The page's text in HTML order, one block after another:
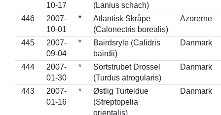
10-17
(Lanius schach)
446
2007-
10-01
*
Atlantisk Skråpe
(Calonectris borealis)
Azorerne
445
2007-
09-04
*
Bairdsryle (Calidris
bairdii)
Danmark
444
2007-
01-30
*
Sortstrubet Drossel
(Turdus atrogularis)
Danmark
443
2007-
01-16
*
Østlig Turteldue
(Streptopelia
orientalis)
Danmark